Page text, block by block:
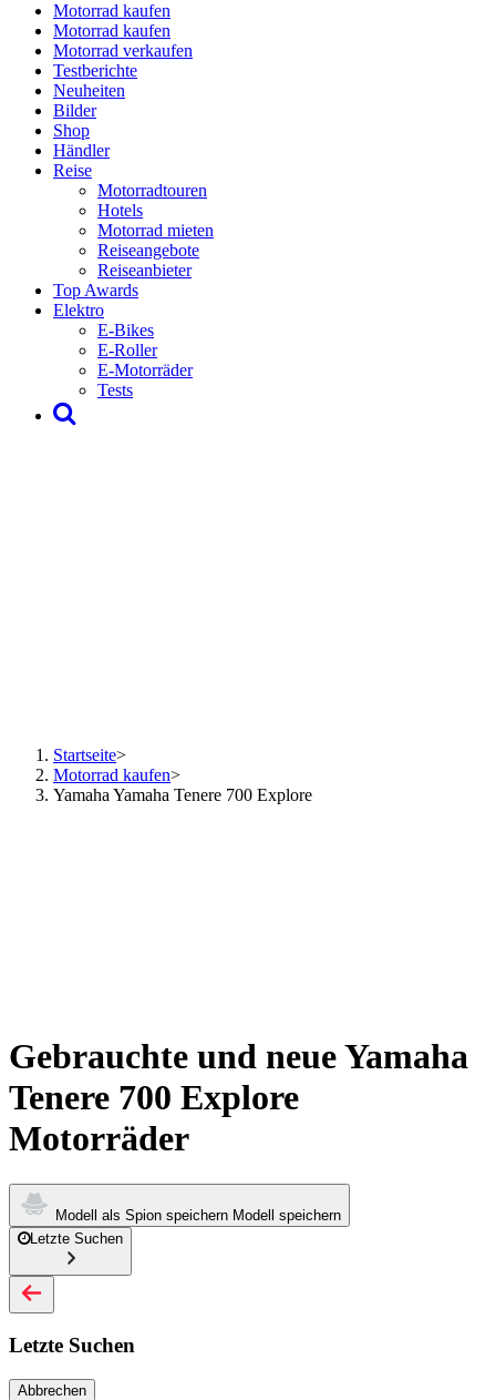
Motorrad kaufen
Motorrad kaufen
Motorrad verkaufen
Testberichte
Neuheiten
Bilder
Shop
Händler
Reise
Motorradtouren
Hotels
Motorrad mieten
Reiseangebote
Reiseanbieter
Top Awards
Elektro
E-Bikes
E-Roller
E-Motorräder
Tests
Startseite>
Motorrad kaufen>
Yamaha Yamaha Tenere 700 Explore
Gebrauchte und neue Yamaha
Tenere 700 Explore
Motorräder
Modell als Spion speichern Modell speichern
Letzte Suchen
Letzte Suchen
Abbrechen